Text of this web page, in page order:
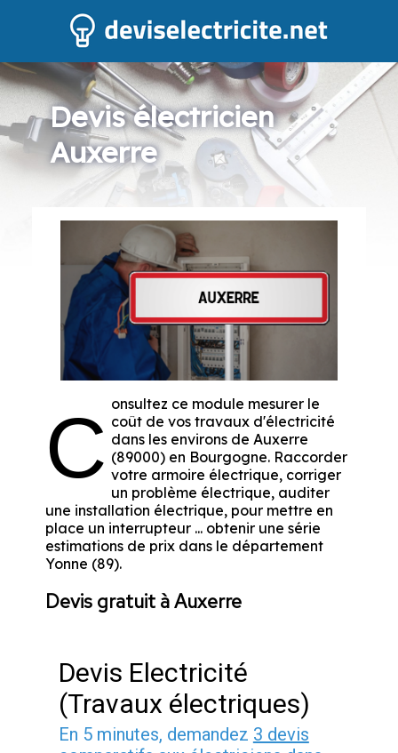
Devis électricien
Auxerre
C onsultez ce module mesurer le
coût de vos travaux d'électricité
dans les environs de Auxerre
(89000) en Bourgogne. Raccorder
votre armoire électrique, corriger
un problème électrique, auditer
une installation électrique, pour mettre en
place un interrupteur ... obtenir une série
estimations de prix dans le département
Yonne (89).
Devis gratuit à Auxerre
Devis Electricité
(Travaux électriques)
En 5 minutes, demandez 3 devis